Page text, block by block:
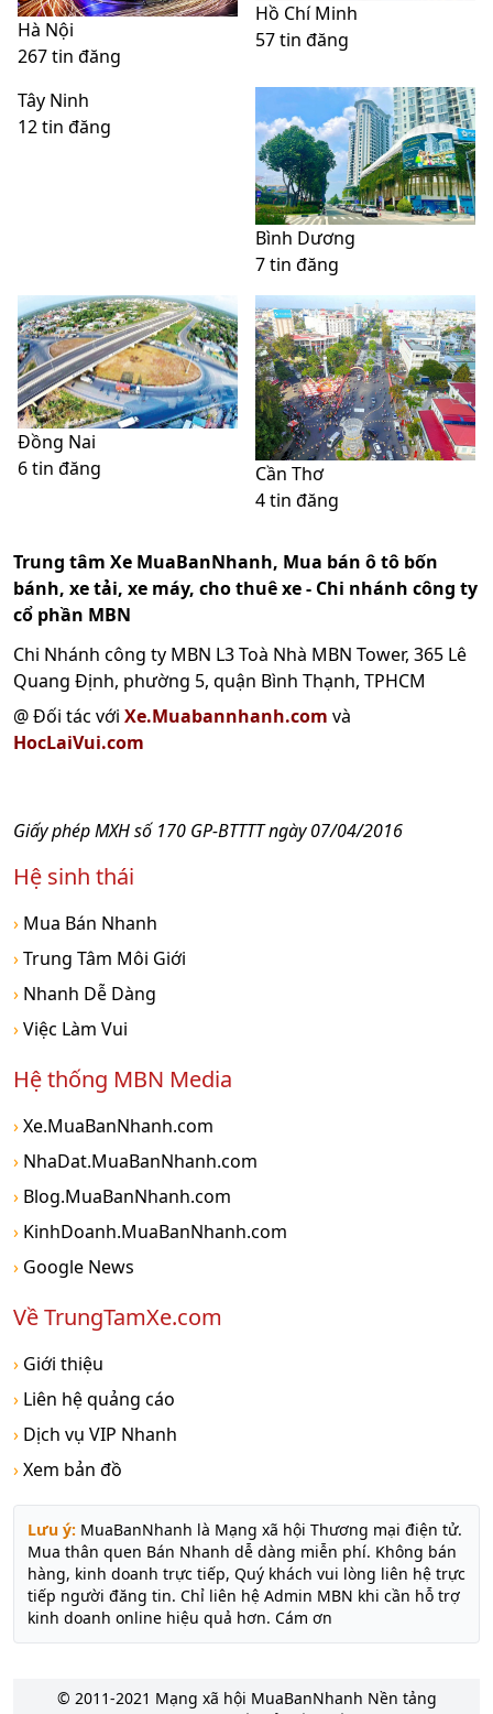
Hà Nội
267 tin đăng
Hồ Chí Minh
57 tin đăng
Tây Ninh
12 tin đăng
Bình Dương
7 tin đăng
Đồng Nai
6 tin đăng
Cần Thơ
4 tin đăng
Trung tâm Xe MuaBanNhanh, Mua bán ô tô bốn
bánh, xe tải, xe máy, cho thuê xe - Chi nhánh công ty
cổ phần MBN
Chi Nhánh công ty MBN L3 Toà Nhà MBN Tower, 365 Lê
Quang Định, phường 5, quận Bình Thạnh, TPHCM
@ Đối tác với Xe.Muabannhanh.com và
HocLaiVui.com
Giấy phép MXH số 170 GP-BTTTT ngày 07/04/2016
Hệ sinh thái
› Mua Bán Nhanh
›Trung Tâm Môi Giới
› Nhanh Dễ Dàng
›Việc Làm Vui
Hệ thống MBN Media
›Xe.MuaBanNhanh.com
› NhaDat.MuaBanNhanh.com
› Blog.MuaBanNhanh.com
› KinhDoanh.MuaBanNhanh.com
› Google News
Về TrungTamXe.com
› Giới thiệu
› Liên hệ quảng cáo
› Dịch vụ VIP Nhanh
›Xem bản đồ
Lưu ý: MuaBanNhanh là Mạng xã hội Thương mại điện tử.
Mua thân quen Bán Nhanh dễ dàng miễn phí. Không bán
hàng, kinh doanh trực tiếp, Quý khách vui lòng liên hệ trực
tiếp người đăng tin. Chỉ liên hệ Admin MBN khi cần hỗ trợ
kinh doanh online hiệu quả hơn. Cám ơn
© 2011-2021 Mạng xã hội MuaBanNhanh Nền tảng